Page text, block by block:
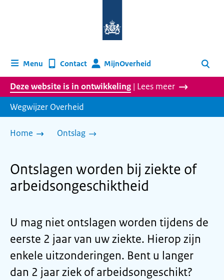
homepage
Menu Contact MijnOverheid Zoeken
Deze website is in ontwikkeling | Lees meer
Wegwijzer Overheid
Home Ontslag
Ontslagen worden bij ziekte of
arbeidsongeschiktheid
U mag niet ontslagen worden tijdens de
eerste 2 jaar van uw ziekte. Hierop zijn
enkele uitzonderingen. Bent u langer
dan 2 jaar ziek of arbeidsongeschikt?